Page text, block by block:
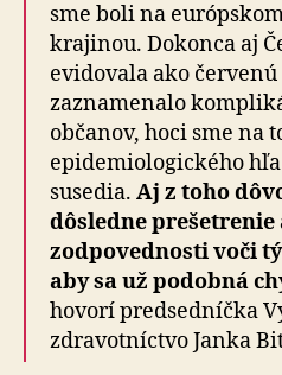
sme boli na
krajinou. Dokonca aj
evidovala ako
zaznamenalo
občanov, hoci sme na
epidemiologického
susedia. Aj z toho
dôsledne prešetrenie
zodpovednosti voči
aby sa už podobná
hovorí predsedníčka
zdravotníctvo Janka